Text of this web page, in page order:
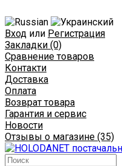
Вход или Регистрация
Закладки (0)
Сравнение товаров
Контакти
Доставка
Оплата
Возврат товара
Гарантия и сервис
Новости
Отзывы о магазине (35)